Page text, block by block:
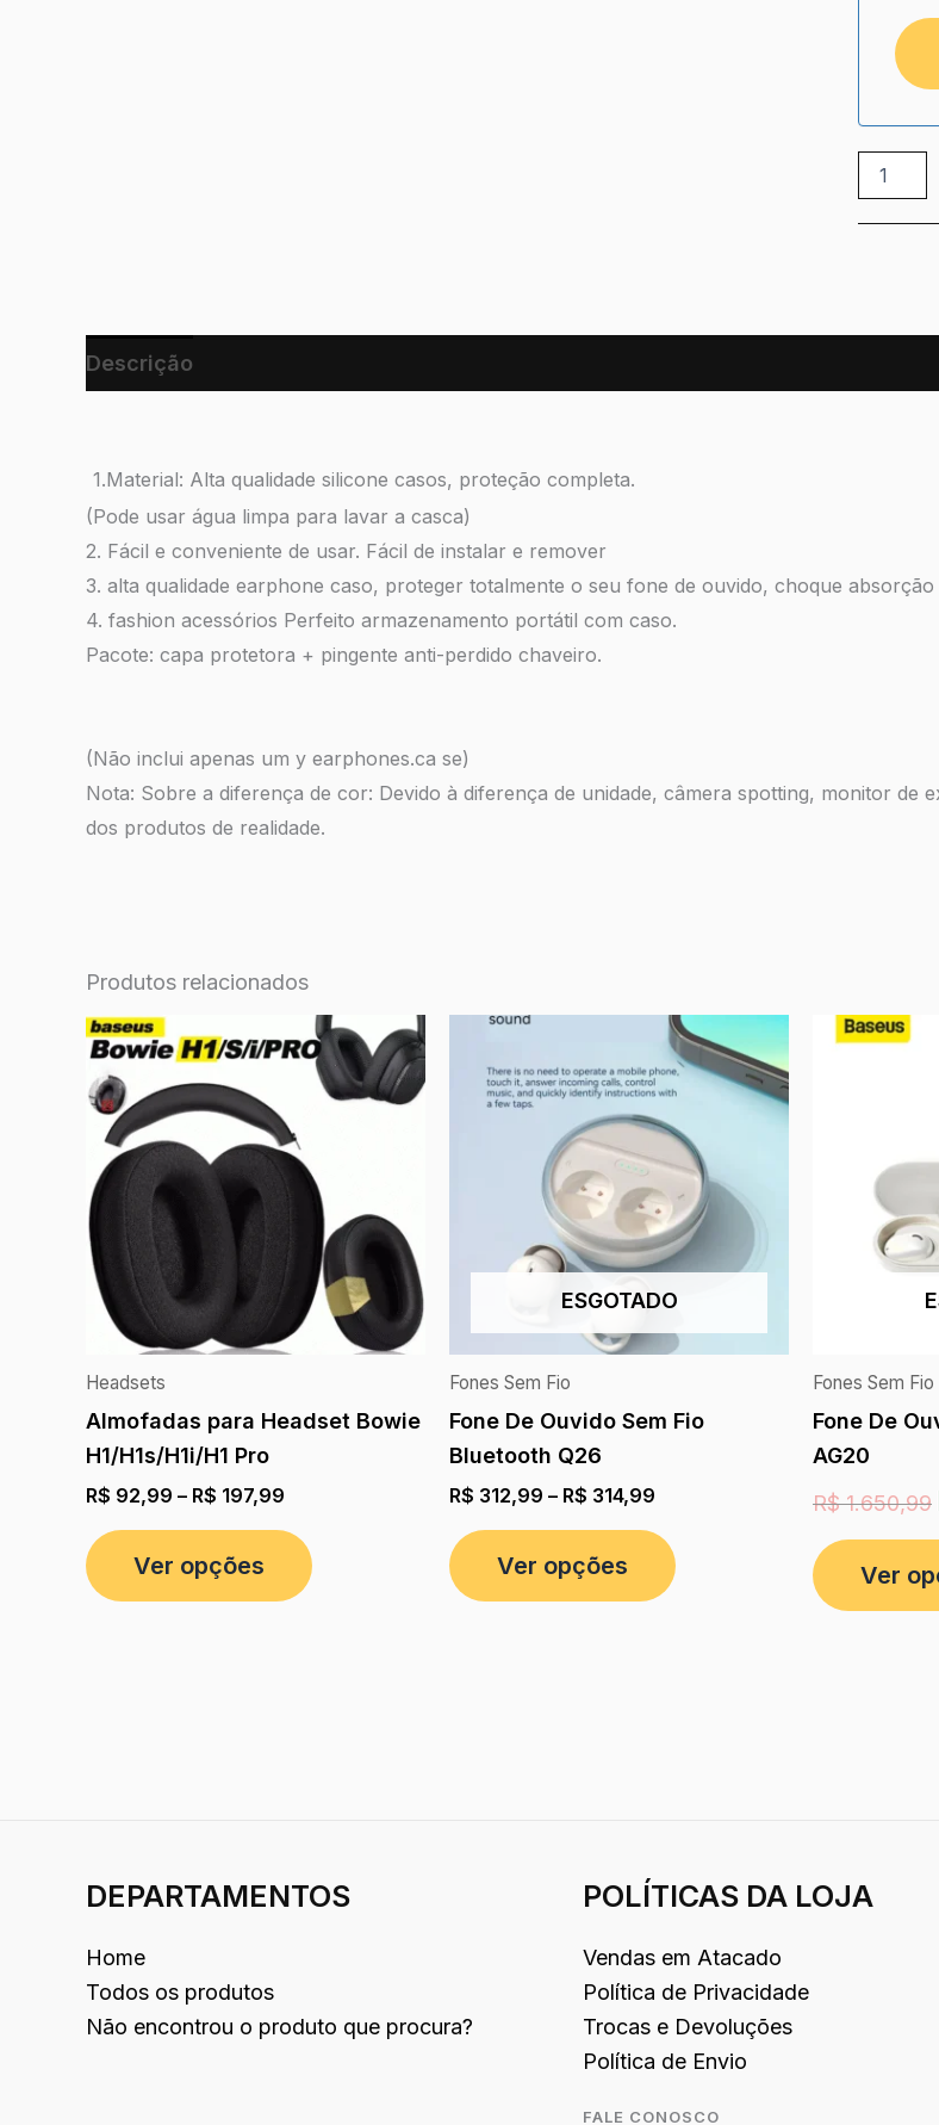
Descrição
1.Material: Alta qualidade silicone casos, proteção completa.
(Pode usar água limpa para lavar a casca)
2. Fácil e conveniente de usar. Fácil de instalar e remover
3. alta qualidade earphone caso, proteger totalmente o seu fone de ouvido, choque absorção
4. fashion acessórios Perfeito armazenamento portátil com caso.
Pacote: capa protetora + pingente anti-perdido chaveiro.
(Não inclui apenas um y earphones.ca se)
Nota: Sobre a diferença de cor: Devido à diferença de unidade, câmera spotting, monitor de
dos produtos de realidade.
Produtos relacionados
Headsets
Almofadas para Headset Bowie
H1/H1s/H1i/H1 Pro
R$ 92,99 – R$ 197,99
Ver opções
ESGOTADO
Fones Sem Fio
Fone De Ouvido Sem Fio
Bluetooth Q26
R$ 312,99 – R$ 314,99
Ver opções
Fones Sem Fio
Fone De
AG20
R$1.650,99
Ver
DEPARTAMENTOS
Home
Todos os produtos
Não encontrou o produto que procura?
POLÍTICAS DA LOJA
Vendas em Atacado
Política de Privacidade
Trocas e Devoluções
Política de Envio
FALE CONOSCO